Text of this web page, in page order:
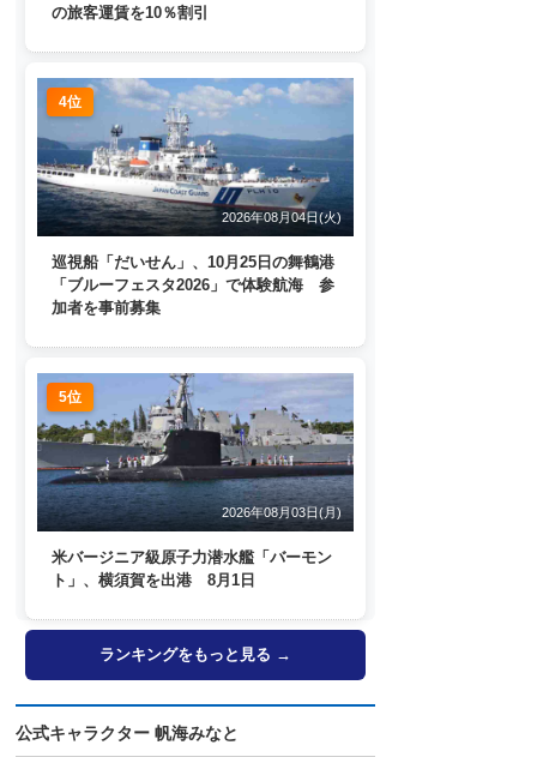
の旅客運賃を10％割引
4位
2026年08月04日(火)
巡視船「だいせん」、10月25日の舞鶴港
「ブルーフェスタ2026」で体験航海 参
加者を事前募集
5位
2026年08月03日(月)
米バージニア級原子力潜水艦「バーモン
ト」、横須賀を出港 8月1日
ランキングをもっと見る →
公式キャラクター 帆海みなと